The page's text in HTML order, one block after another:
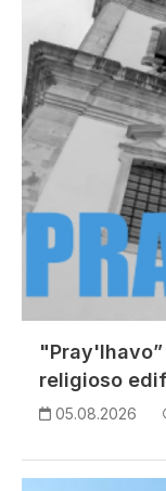
religioso
05.08.2026